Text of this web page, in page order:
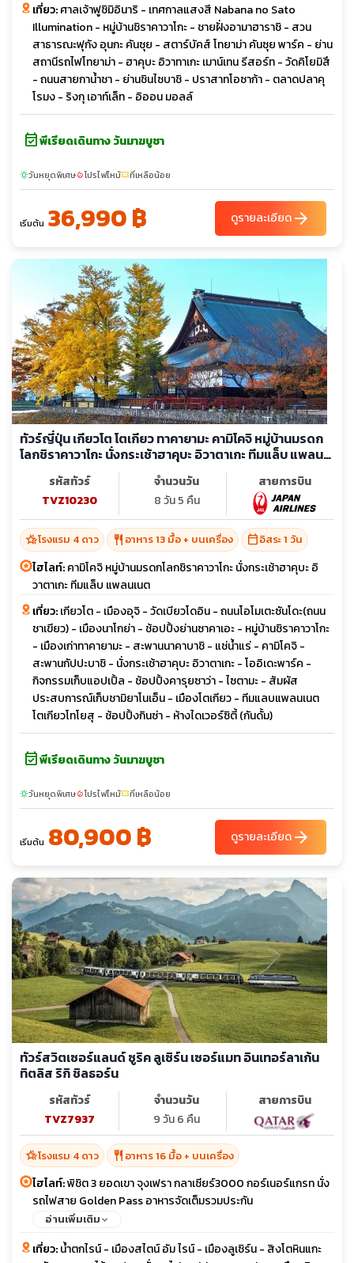
เที่ยว:ศาลเจ้าฟูชิมิอินาริ - เทศกาลแสงสี Nabana no Sato
Illumination - หมู่บ้านชิราคาวาโกะ - ชายฝั่งอามาฮาราชิ - สวน
สาธารณะฟุกัง อุนกะ คันซุย - สตาร์บัคส์ โทยาม่า คันซุย พาร์ค - ย่าน
สถานีรถไฟโทยาม่า - ฮาคุบะ อิวาทาเกะ เมาน์เทน รีสอร์ท - วัดคิโยมิสึ
- ถนนสายกาน้ำชา - ย่านชินไซบาชิ - ปราสาทโอซาก้า - ตลาดปลาคุ
โรมง - ริงกุ เอาท์เล็ท - อิออน มอลล์
event_availableพีเรียดเดินทาง วันมาฆบูชา
sunnyวันหยุดพิเศษlocal_fire_departmentโปรไฟไหม้confirmation_numberที่เหลือน้อย
เริ่มต้น 36,990 ฿ ดูรายละเอียดarrow_forward
ทัวร์ญี่ปุ่น เกียวโต โตเกียว ทาคายามะ คามิโคจิ หมู่บ้านมรดก
โลกชิราคาวาโกะ นั่งกระเช้าฮาคุบะ อิวาตาเกะ ทีมแล็บ แพลน
รหัสทัวร์
TVZ10230
จำนวนวัน
8 วัน 5 คืน
สายการบิน
hotel_classโรงแรม 4 ดาว restaurant อาหาร 13 มื้อ + บนเครื่อง calendar_todayอิสระ 1 วัน
ไฮไลท์:คามิโคจิ หมู่บ้านมรดกโลกชิราคาวาโกะ นั่งกระเช้าฮาคุบะ อิ
วาตาเกะ ทีมแล็บ แพลนเนต
เที่ยว:เกียวโต - เมืองอุจิ - วัดเบียวโดอิน - ถนนโอโมเตะซันโดะ(ถนน
ชาเขียว) - เมืองนาโกย่า - ช้อปปิ้งย่านซาคาเอะ - หมู่บ้านชิราคาวาโกะ
- เมืองเก่าทาคายามะ - สะพานนาคาบาชิ - แช่น้ำแร่ - คามิโคจิ -
สะพานกัปปะบาชิ - นั่งกระเช้าฮาคุบะ อิวาตาเกะ - โออิเดะพาร์ค -
กิจกรรมเก็บแอปเปิ้ล - ช้อปปิ้งคารุยซาว่า - ไซตามะ - สัมผัส
ประสบการณ์เก็บชามิยาโนเอ็น - เมืองโตเกียว - ทีมแลบแพลนเนต
โตเกียวโทโยสุ - ช้อปปิ้งกินซ่า - ห้างไดเวอร์ซิตี้ (กันดั้ม)
event_availableพีเรียดเดินทาง วันมาฆบูชา
sunnyวันหยุดพิเศษlocal_fire_departmentโปรไฟไหม้confirmation_numberที่เหลือน้อย
เริ่มต้น 80,900 ฿ ดูรายละเอียดarrow_forward
ทัวร์สวิตเซอร์แลนด์ ซูริค ลูเซิร์น เซอร์แมท อินเทอร์ลาเก้น
ทิตลิส ริกิ ชิลธอร์น
รหัสทัวร์
TVZ7937
จำนวนวัน
9 วัน 6 คืน
สายการบิน
hotel_classโรงแรม 4 ดาว restaurant อาหาร 16 มื้อ + บนเครื่อง
ไฮไลท์:พิชิต 3 ยอดเขา จุงเฟรา กลาเซียร์3000 กอร์เนอร์แกรท นั่ง
รถไฟสาย Golden Pass อาหารจัดเต็มรวมประกัน
อ่านเพิ่มเติม
เที่ยว:น้ำตกไรน์ - เมืองสไตน์ อัม ไรน์ - เมืองลูเซิร์น - สิงโตหินแกะ